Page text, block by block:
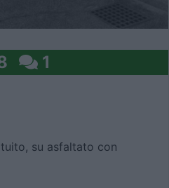
1
su asfaltato con